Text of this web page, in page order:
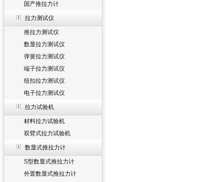
国产推拉力计
拉力测试仪
推拉力测试仪
数显拉力测试仪
弹簧拉力测试仪
端子拉力测试仪
纽扣拉力测试仪
电子拉力测试仪
拉力试验机
材料拉力试验机
双臂式拉力试验机
数显式推拉力计
S型数显式推拉力计
外置数显式推拉力计